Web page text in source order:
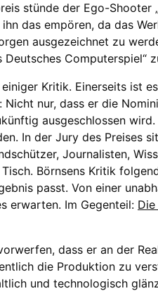
stünde der Ego-Shooter
das empören, da das
ausgezeichnet zu
Deutsches Computerspiel“
Kritik. Einerseits ist
nur, dass er die
ausgeschlossen
In der Jury des Preises
Journalisten,
Börnsens Kritik
passt. Von einer
erwarten. Im Gegenteil:
dass er an der
die Produktion zu
und technologisch